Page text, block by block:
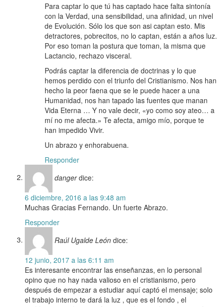
Para captar lo que tú has captado hace falta sintonía
con la Verdad, una sensibilidad, una afinidad, un nivel
de Evolución. Sólo los que son asi captan esto. Mis
detractores, pobrecitos, no lo captan, están a años luz.
Por eso toman la postura que toman, la misma que
Lactancio, rechazo visceral.
Podrás captar la diferencia de doctrinas y lo que
hemos perdido con el triunfo del Cristianismo. Nos han
hecho la peor faena que se le puede hacer a una
Humanidad, nos han tapado las fuentes que manan
Vida Eterna … Y no vale decir, «yo como soy ateo… a
mí no me afecta.» Te afecta, amigo mío, porque te
han impedido Vivir.
Un abrazo y enhorabuena.
Responder
danger dice:
6 diciembre, 2016 a las 9:48 am
Muchas Gracias Fernando. Un fuerte Abrazo.
Responder
Raúl Ugalde León dice:
12 junio, 2017 a las 6:11 am
Es interesante encontrar las enseñanzas, en lo personal
opino que no hay nada valioso en el cristianismo, pero
después de empezar a estudiar aquí captó el mensaje; solo
el trabajo interno te dará la luz , que es el fondo , el